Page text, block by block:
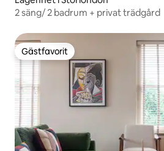
2 säng/ 2 badrum + privat trädgård
Gästfavorit
Gästfavorit